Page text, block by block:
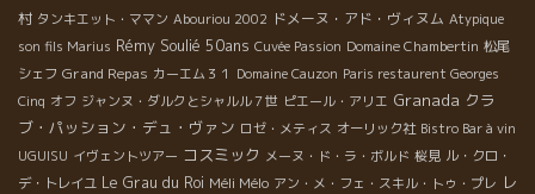
村 タンキエット・ママン Abouriou 2002 ドメーヌ・アド・ヴィヌム Atypique
son fils Marius Rémy Soulié 50ans Cuvée Passion Domaine Chambertin 松尾
シェフ Grand Repas カーエム３１ Domaine Cauzon Paris restaurent Georges
Cinq オフ ジャンヌ・ダルクとシャルル７世 ピエール・アリエ Granada クラ
ブ・パッション・デュ・ヴァン ロゼ・メティス オーリック社 Bistro Bar à vin
UGUISU イヴェントツアー コスミック メーヌ・ド・ラ・ボルド 桜見 ル・クロ・
デ・トレイユ Le Grau du Roi Méli Mélo アン・メ・フェ・スキル・トゥ・プレ レ